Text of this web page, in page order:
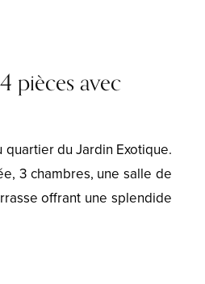
pièces avec
du Jardin Exotique.
3 chambres, une salle de
offrant une splendide